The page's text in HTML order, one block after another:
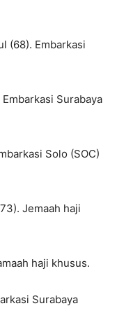
(68). Embarkasi
Surabaya
Solo (SOC)
Jemaah haji
haji khusus.
Surabaya